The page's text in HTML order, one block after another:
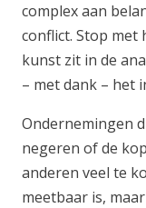
complex aan
conflict. Stop met
kunst zit in de
– met dank – het
Ondernemingen
negeren of de
anderen veel te
meetbaar is,